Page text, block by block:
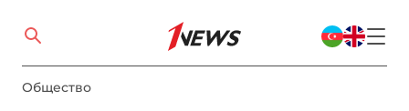
Общество